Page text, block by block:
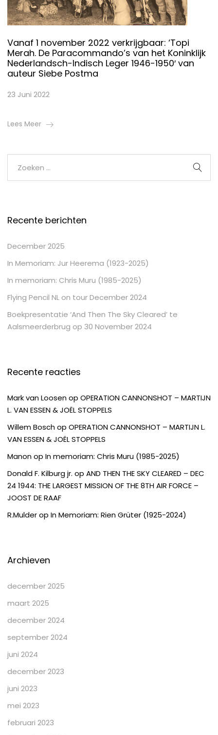
Vanaf 1 november 2022 verkrijgbaar: ‘Topi
Merah. De Paracommando’s van het Koninklijk
Nederlandsch-Indisch Leger 1946-1950′ van
auteur Siebe Postma
23 Juni 2022
Lees Meer
Recente berichten
December 2025
In Memoriam: Jur Heerema (1923-2025)
In memoriam: Chris Muru (1985-2025)
Flying Pencil NL on tour December 2024
Boekpresentatie ‘And Then The Sky Cleared’ te
Aalsmeerderbrug op 30 November 2024
Recente reacties
Mark van Loosenop OPERATION CANNONSHOT – MARTIJN
L. VAN ESSEN & JOËL STOPPELS
Willem Boschop OPERATION CANNONSHOT – MARTIJN L.
VAN ESSEN & JOËL STOPPELS
Manonop In memoriam: Chris Muru (1985-2025)
Donald F. Kilburg jr. op AND THEN THE SKY CLEARED – DEC
24 1944: THE LARGEST MISSION OF THE 8TH AIR FORCE –
JOOST DE RAAF
R.Mulderop In Memoriam: Rien Grüter (1925-2024)
Archieven
december 2025
maart 2025
december 2024
september 2024
juni 2024
december 2023
juni 2023
mei 2023
februari 2023